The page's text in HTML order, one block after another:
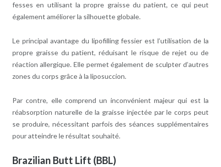
fesses en utilisant la propre graisse du patient, ce qui peut
également améliorer la silhouette globale.
Le principal avantage du lipofilling fessier est l’utilisation de la
propre graisse du patient, réduisant le risque de rejet ou de
réaction allergique. Elle permet également de sculpter d’autres
zones du corps grâce à la liposuccion.
Par contre, elle comprend un inconvénient majeur qui est la
réabsorption naturelle de la graisse injectée par le corps peut
se produire, nécessitant parfois des séances supplémentaires
pour atteindre le résultat souhaité.
Brazilian Butt Lift (BBL)